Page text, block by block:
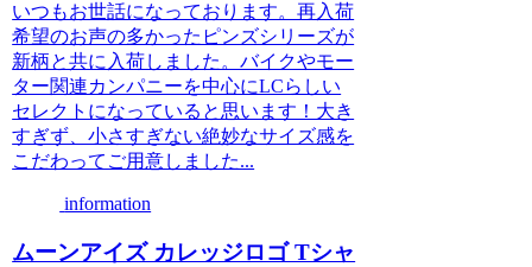
いつもお世話になっております。再入荷
希望のお声の多かったピンズシリーズが
新柄と共に入荷しました。バイクやモー
ター関連カンパニーを中心にLCらしい
セレクトになっていると思います！大き
すぎず、小さすぎない絶妙なサイズ感を
こだわってご用意しました...
information
ムーンアイズ カレッジロゴ Tシャ